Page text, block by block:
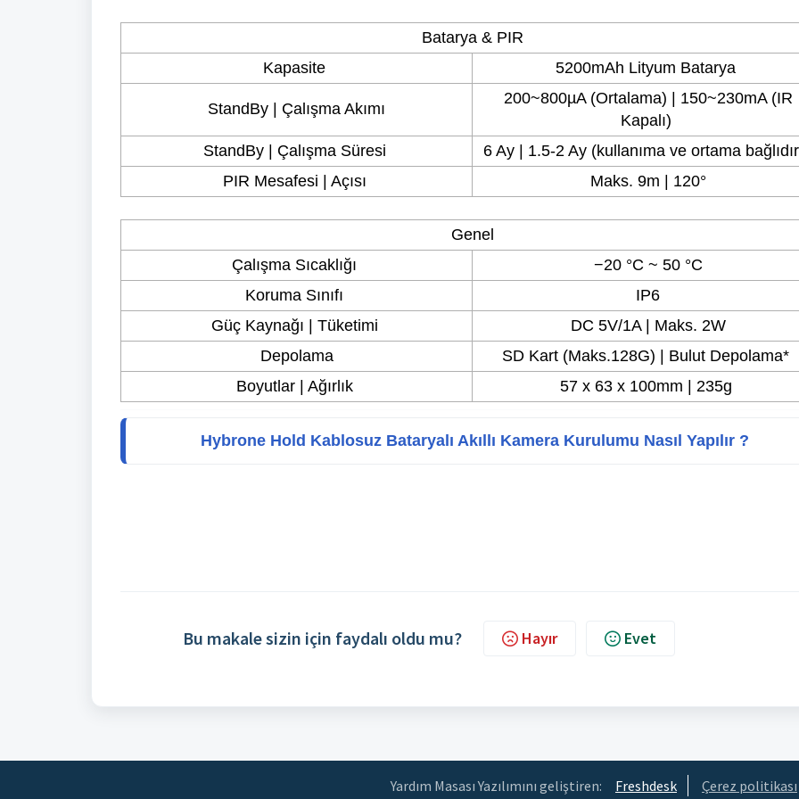
Batarya & PIR
Kapasite
5200mAh Lityum Batarya
StandBy | Çalışma Akımı
200~800µA (Ortalama) | 150~230mA (IR
Kapalı)
StandBy | Çalışma Süresi
6 Ay | 1.5-2 Ay (kullanıma ve ortama
PIR Mesafesi | Açısı
Maks. 9m | 120°
Genel
Çalışma Sıcaklığı
−20 °C ~ 50 °C
Koruma Sınıfı
IP6
Güç Kaynağı | Tüketimi
DC 5V/1A | Maks. 2W
Depolama
SD Kart (Maks.128G) | Bulut Depolama*
Boyutlar | Ağırlık
57 x 63 x 100mm | 235g
Hybrone Hold Kablosuz Bataryalı Akıllı Kamera Kurulumu Nasıl Yapılır ?
Bu makale sizin için faydalı oldu mu? Hayır Evet
Yardım Masası Yazılımını geliştiren: Freshdesk Çerez politikası